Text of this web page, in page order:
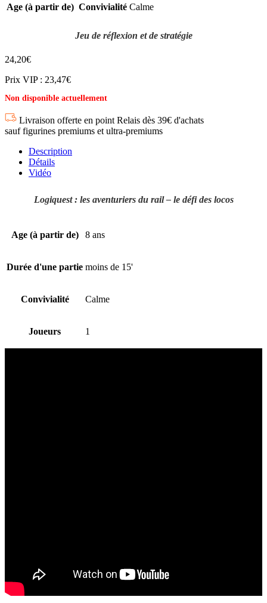
Age (à partir de) Convivialité Calme
Jeu de réflexion et de stratégie
24,20€
Prix VIP : 23,47€
Non disponible actuellement
Livraison offerte en point Relais dès 39€ d'achats
sauf figurines premiums et ultra-premiums
Description
Détails
Vidéo
Logiquest : les aventuriers du rail – le défi des locos
Age (à partir de) 8 ans
Durée d'une partie moins de 15'
Convivialité Calme
Joueurs 1